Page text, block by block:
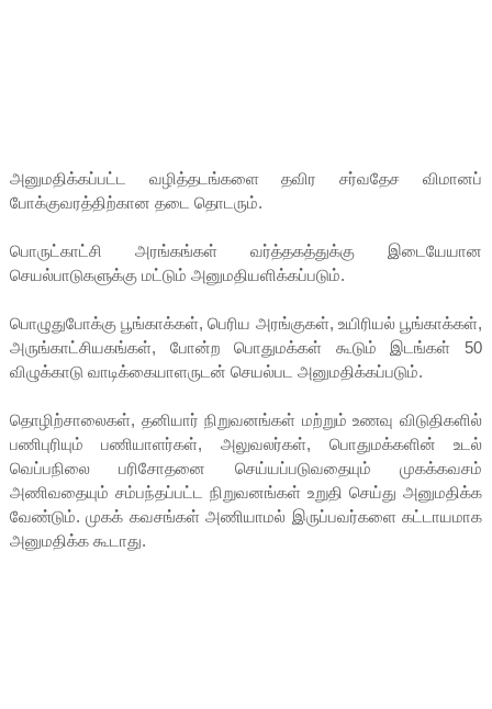
அனுமதிக்கப்பட்ட வழித்தடங்களை தவிர சர்வதேச விமானப்
போக்குவரத்திற்கான தடை தொடரும்.
பொருட்காட்சி அரங்கங்கள் வர்த்தகத்துக்கு இடையேயான
செயல்பாடுகளுக்கு மட்டும் அனுமதியளிக்கப்படும்.
பொழுதுபோக்கு பூங்காக்கள், பெரிய அரங்குகள், உயிரியல் பூங்காக்கள்,
அருங்காட்சியகங்கள், போன்ற பொதுமக்கள் கூடும் இடங்கள் 50
விழுக்காடு வாடிக்கையாளருடன் செயல்பட அனுமதிக்கப்படும்.
தொழிற்சாலைகள், தனியார் நிறுவனங்கள் மற்றும் உணவு விடுதிகளில்
பணிபுரியும் பணியாளர்கள், அலுவலர்கள், பொதுமக்களின் உடல்
வெப்பநிலை பரிசோதனை செய்யப்படுவதையும் முகக்கவசம்
அணிவதையும் சம்பந்தப்பட்ட நிறுவனங்கள் உறுதி செய்து அனுமதிக்க
வேண்டும். முகக் கவசங்கள் அணியாமல் இருப்பவர்களை கட்டாயமாக
அனுமதிக்க கூடாது.